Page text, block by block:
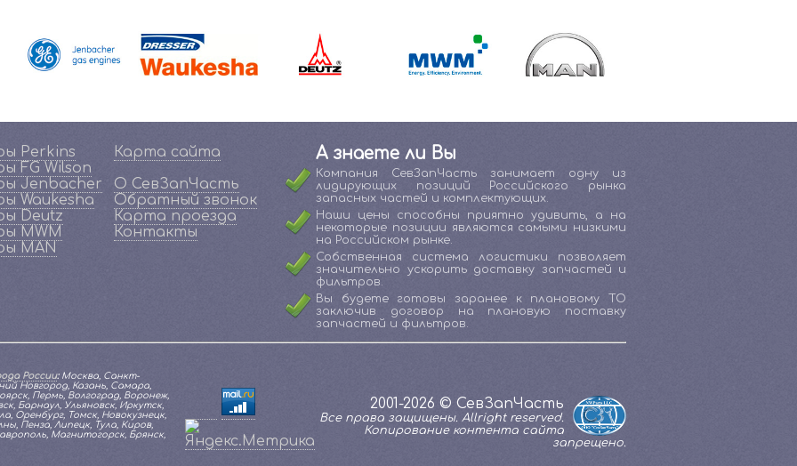
Perkins
FG Wilson
Jenbacher
Waukesha
Deutz
MWM
MAN
Карта сайта
О СевЗапЧасть
Обратный звонок
Карта проезда
Контакты
А знаете ли Вы
Компания СевЗапЧасть занимает одну из
лидирующих позиций Российского рынка
запасных частей и комплектующих.
Наши цены способны приятно удивить, а на
некоторые позиции являются самыми низкими
на Российском рынке.
Собственная система логистики позволяет
значительно ускорить доставку запчастей и
фильтров.
Вы будете готовы заранее к плановому ТО
заключив договор на плановую поставку
запчастей и фильтров.
России: Москва, Санкт-
Новгород, Казань, Самара,
Пермь, Волгоград, Воронеж,
Барнаул, Ульяновск, Иркутск,
Оренбург, Томск, Новокузнецк,
Пенза, Липецк, Тула, Киров,
Магнитогорск, Брянск,
2001-2026 © СевЗапЧасть
Все права защищены. Allright reserved.
Копирование контента сайта
запрещено.